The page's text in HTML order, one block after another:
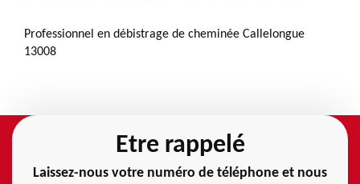
Professionnel en débistrage de cheminée Callelongue
13008
Etre rappelé
Laissez-nous votre numéro de téléphone et nous